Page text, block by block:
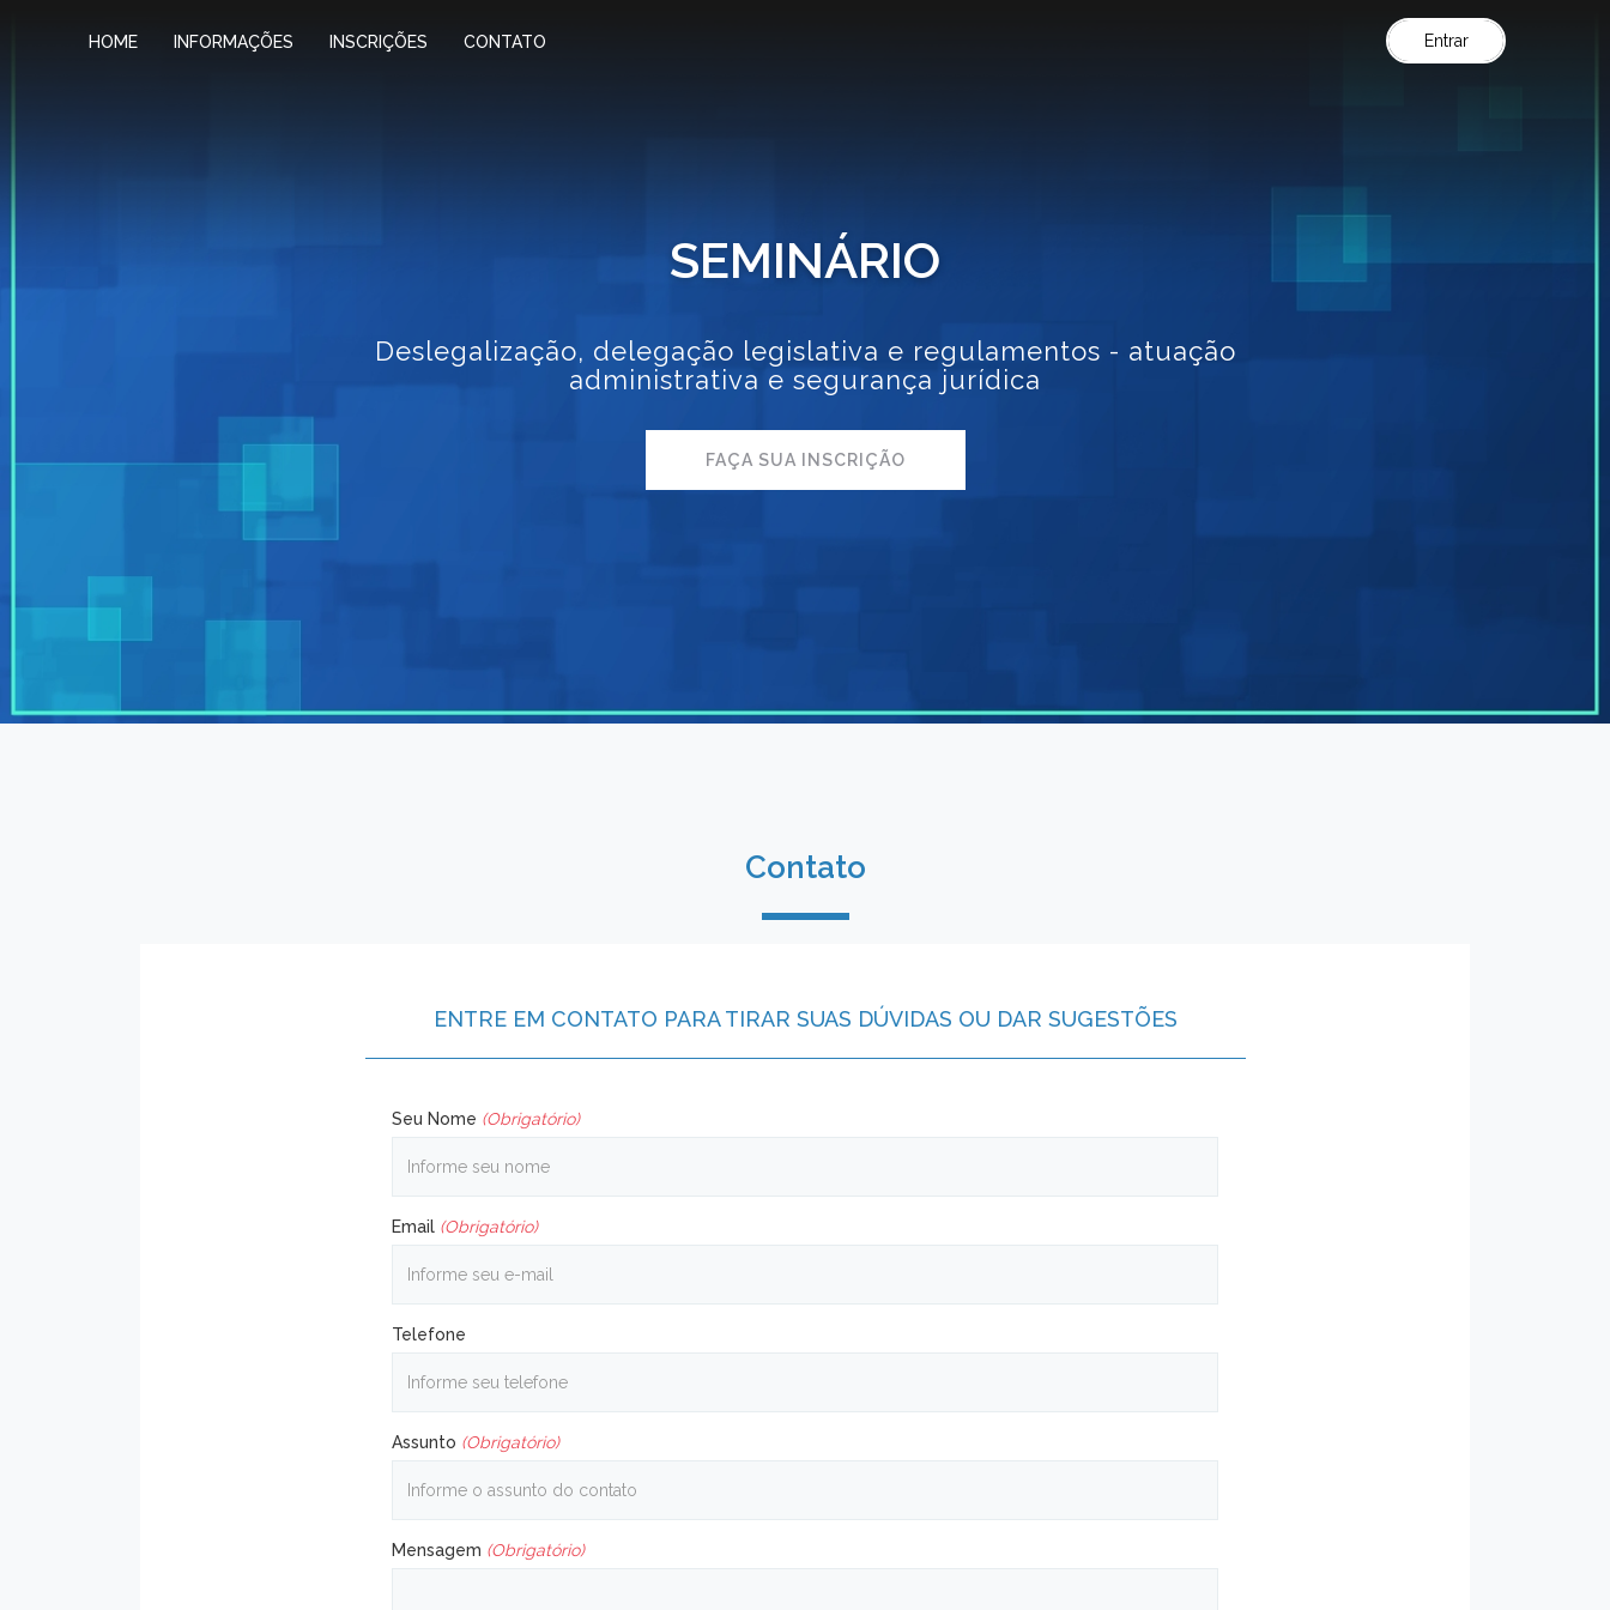
HOME INFORMAÇÕES INSCRIÇÕES CONTATO Entrar
SEMINÁRIO
Deslegalização, delegação legislativa e regulamentos - atuação
administrativa e segurança jurídica
FAÇA SUA INSCRIÇÃO
Contato
ENTRE EM CONTATO PARA TIRAR SUAS DÚVIDAS OU DAR SUGESTÕES
Seu Nome (Obrigatório)
Email (Obrigatório)
Telefone
Assunto (Obrigatório)
Mensagem (Obrigatório)